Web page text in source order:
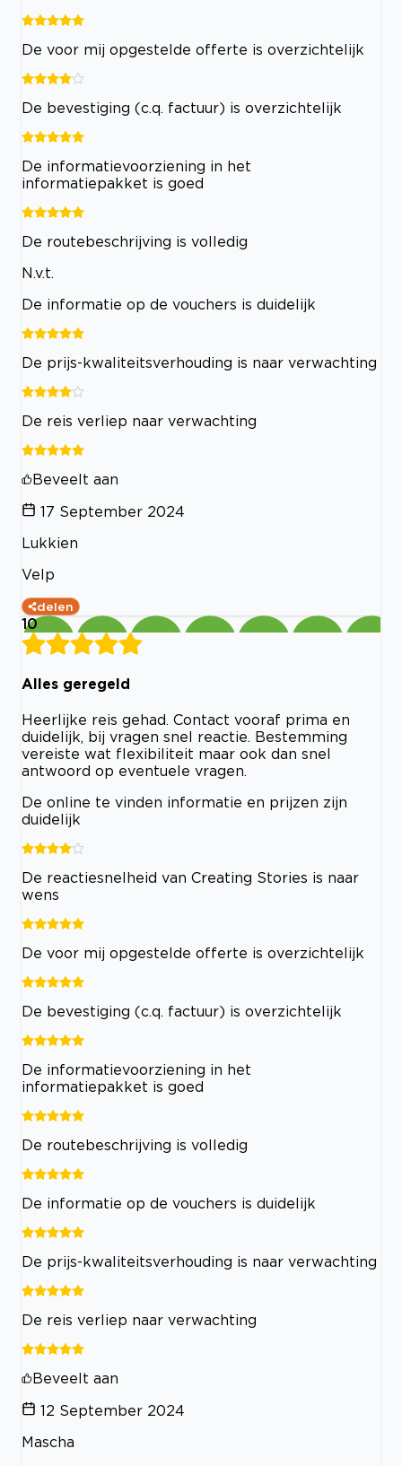
De voor mij opgestelde offerte is overzichtelijk
De bevestiging (c.q. factuur) is overzichtelijk
De informatievoorziening in het
informatiepakket is goed
De routebeschrijving is volledig
N.v.t.
De informatie op de vouchers is duidelijk
De prijs-kwaliteitsverhouding is naar verwachting
De reis verliep naar verwachting
Beveelt aan
17 September 2024
Lukkien
Velp
delen
10
Alles geregeld
Heerlijke reis gehad. Contact vooraf prima en
duidelijk, bij vragen snel reactie. Bestemming
vereiste wat flexibiliteit maar ook dan snel
antwoord op eventuele vragen.
De online te vinden informatie en prijzen zijn
duidelijk
De reactiesnelheid van Creating Stories is naar
wens
De voor mij opgestelde offerte is overzichtelijk
De bevestiging (c.q. factuur) is overzichtelijk
De informatievoorziening in het
informatiepakket is goed
De routebeschrijving is volledig
De informatie op de vouchers is duidelijk
De prijs-kwaliteitsverhouding is naar verwachting
De reis verliep naar verwachting
Beveelt aan
12 September 2024
Mascha